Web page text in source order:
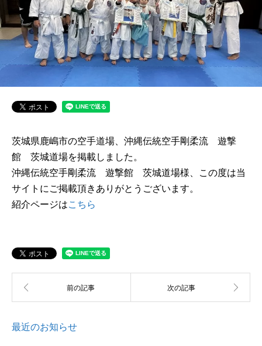
茨城県鹿嶋市の空手道場、沖縄伝統空手剛柔流 遊撃
館 茨城道場を掲載しました。
沖縄伝統空手剛柔流 遊撃館 茨城道場様、この度は当
サイトにご掲載頂きありがとうございます。
紹介ページはこちら
最近のお知らせ